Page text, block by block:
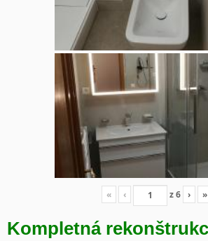
« ‹ z6 › »
Kompletná